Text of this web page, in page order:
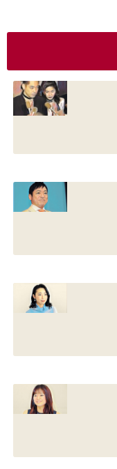
との離婚理由や再
婚相手はいるのか
についても調査
兄弟は誰？藤間紫
や父親との確執も
調査
サイズと新体操時
代のレオタード画
像も調査